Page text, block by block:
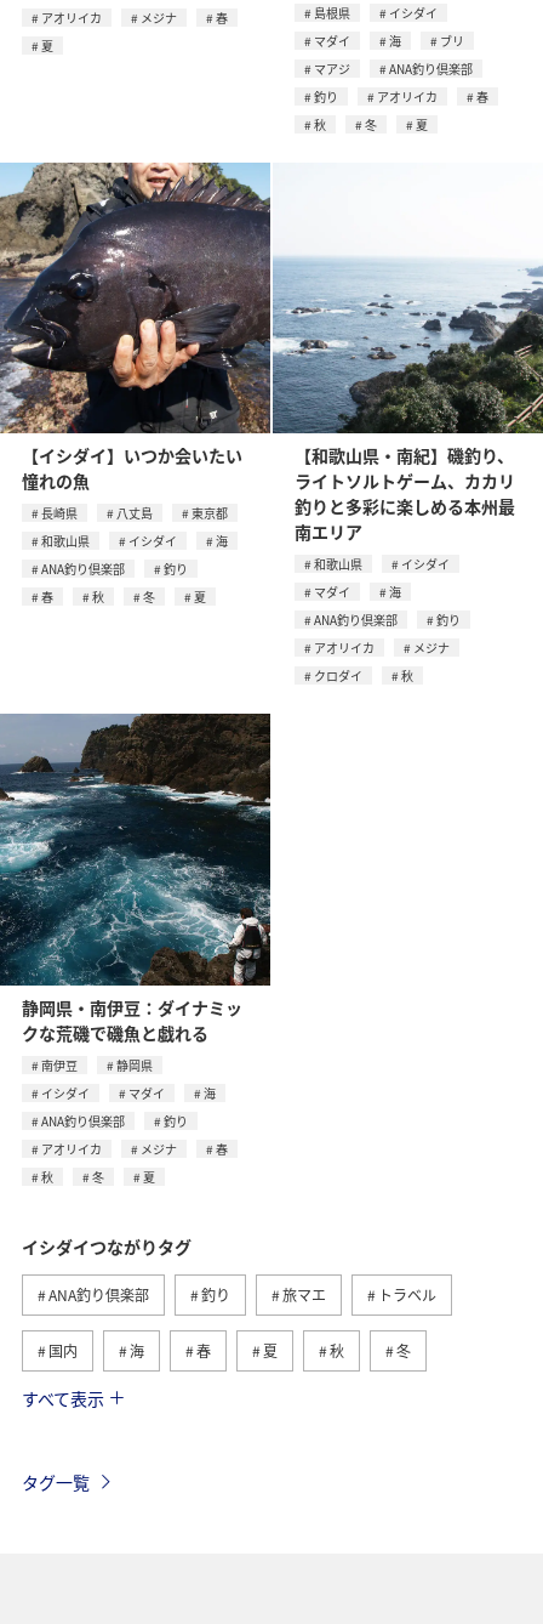
アオリイカ
メジナ
春
夏
島根県
イシダイ
マダイ
海
ブリ
マアジ
ANA釣り倶楽部
釣り
アオリイカ
春
秋
冬 夏
【イシダイ】いつか会いたい
憧れの魚
長崎県 八丈島
東京都
和歌山県
イシダイ
海
ANA釣り倶楽部
釣り
春
秋 冬 夏
【和歌山県・南紀】磯釣り、
ライトソルトゲーム、カカリ
釣りと多彩に楽しめる本州最
南エリア
和歌山県
イシダイ
マダイ
海
ANA釣り倶楽部
釣り
アオリイカ
メジナ
クロダイ
秋
静岡県・南伊豆：ダイナミッ
クな荒磯で磯魚と戯れる
南伊豆
静岡県
イシダイ
マダイ
海
ANA釣り倶楽部
釣り
アオリイカ
メジナ
春
秋
冬 夏
イシダイつながりタグ
ANA釣り倶楽部 釣り 旅マエ トラベル
国内 海 春 夏 秋 冬
マダイ
すべて表示
タグ一覧